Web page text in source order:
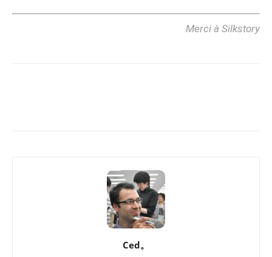
Merci à Silkstory
Ced。